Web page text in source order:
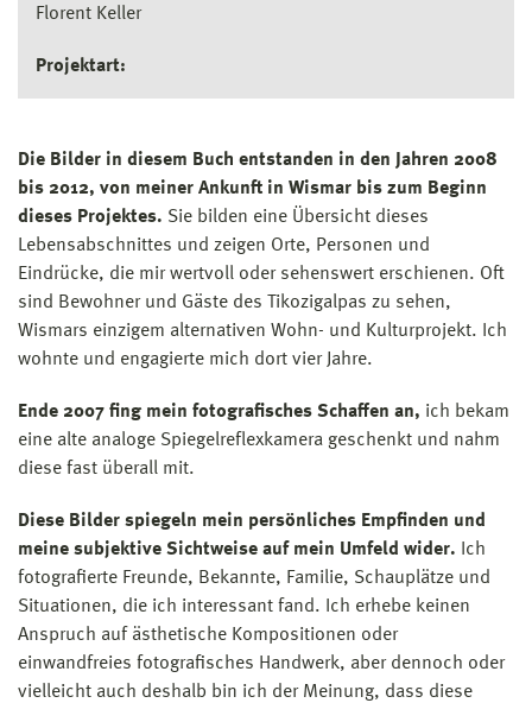
Florent Keller
Projektart:
Die Bilder in diesem Buch entstanden in den Jahren 2008
bis 2012, von meiner Ankunft in Wismar bis zum Beginn
dieses Projektes. Sie bilden eine Übersicht dieses
Lebensabschnittes und zeigen Orte, Personen und
Eindrücke, die mir wertvoll oder sehenswert erschienen. Oft
sind Bewohner und Gäste des Tikozigalpas zu sehen,
Wismars einzigem alternativen Wohn- und Kulturprojekt. Ich
wohnte und engagierte mich dort vier Jahre.
Ende 2007 fing mein fotografisches Schaffen an, ich bekam
eine alte analoge Spiegelreflexkamera geschenkt und nahm
diese fast überall mit.
Diese Bilder spiegeln mein persönliches Empfinden und
meine subjektive Sichtweise auf mein Umfeld wider. Ich
fotografierte Freunde, Bekannte, Familie, Schauplätze und
Situationen, die ich interessant fand. Ich erhebe keinen
Anspruch auf ästhetische Kompositionen oder
einwandfreies fotografisches Handwerk, aber dennoch oder
vielleicht auch deshalb bin ich der Meinung, dass diese